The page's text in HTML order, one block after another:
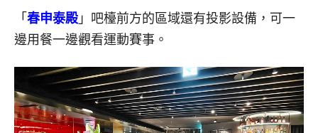
「 春申泰殿 」吧檯前方的區域還有投影設備，可一
邊用餐一邊觀看運動賽事。